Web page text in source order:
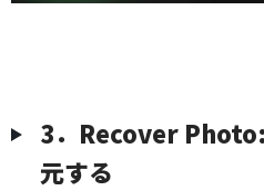
3．Recover
元する